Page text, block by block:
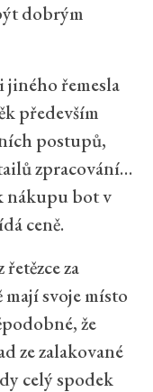
dobrým
jiného řemesla
především
postupů,
zpracování…
nákupu bot v
ceně.
za
svoje místo
že
ze zalakované
celý spodek